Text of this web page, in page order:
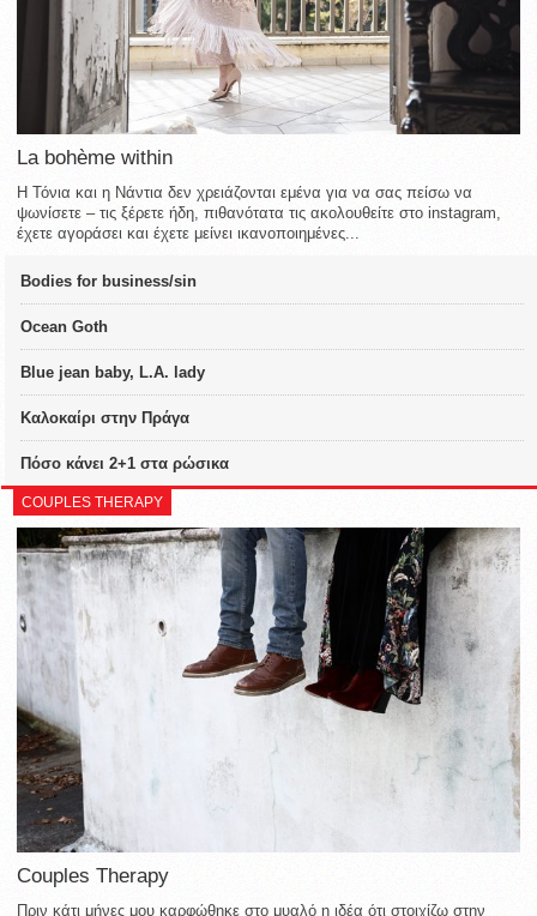
La bohème within
Η Τόνια και η Νάντια δεν χρειάζονται εμένα για να σας πείσω να
ψωνίσετε – τις ξέρετε ήδη, πιθανότατα τις ακολουθείτε στο instagram,
έχετε αγοράσει και έχετε μείνει ικανοποιημένες...
Bodies for business/sin
Ocean Goth
Blue jean baby, L.A. lady
Καλοκαίρι στην Πράγα
Πόσο κάνει 2+1 στα ρώσικα
COUPLES THERAPY
Couples Therapy
Πριν κάτι μήνες μου καρφώθηκε στο μυαλό η ιδέα ότι στοιχίζω στην